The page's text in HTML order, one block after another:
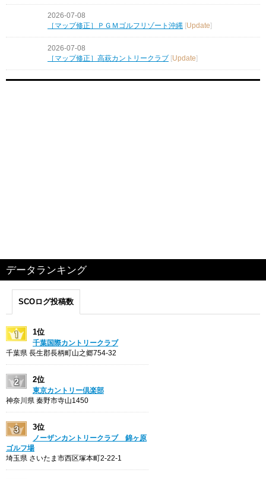
2026-07-08
［マップ修正］ＰＧＭゴルフリゾート沖縄 [Update]
2026-07-08
［マップ修正］高萩カントリークラブ
Update
データランキング
SCOログ投稿数
1位
千葉国際カントリークラブ
千葉県 長生郡長柄町山之郷754-32
2位
東京カントリー倶楽部
神奈川県 秦野市寺山1450
3位
ノーザンカントリークラブ 錦ヶ原
ゴルフ場
埼玉県 さいたま市西区塚本町2-22-1